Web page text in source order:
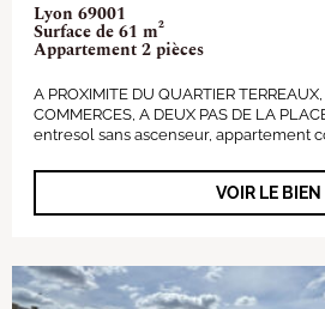
Lyon 69001
Surface de 61 m²
Appartement 2 pièces
A PROXIMITE DU QUARTIER
COMMERCES, A DEUX PAS DE LA
entresol sans ascenseur, appartement
VOIR LE BIEN